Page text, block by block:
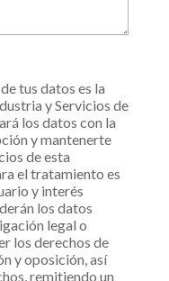
tus datos es la
y Servicios de
los datos con la
y mantenerte
de esta
el tratamiento es
y interés
los datos
legal o
los derechos de
y oposición, así
remitiendo un